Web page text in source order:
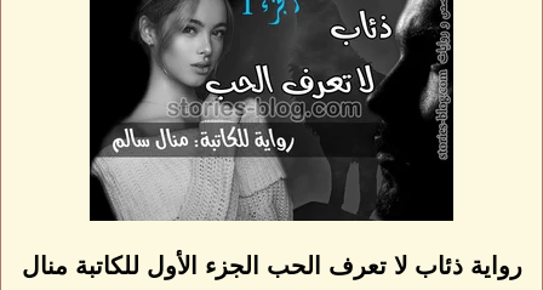
رواية ذئاب لا تعرف الحب الجزء الأول للكاتبة منال